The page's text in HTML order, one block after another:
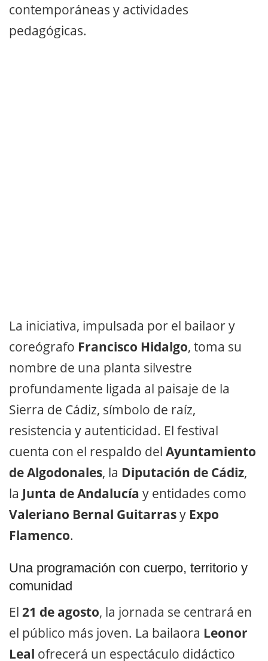
contemporáneas y actividades
pedagógicas.
La iniciativa, impulsada por el bailaor y
coreógrafo Francisco Hidalgo, toma su
nombre de una planta silvestre
profundamente ligada al paisaje de la
Sierra de Cádiz, símbolo de raíz,
resistencia y autenticidad. El festival
cuenta con el respaldo del Ayuntamiento
de Algodonales, la Diputación de Cádiz,
la Junta de Andalucía y entidades como
Valeriano Bernal Guitarrasy Expo
Flamenco.
Una programación con cuerpo, territorio y
comunidad
El 21 de agosto, la jornada se centrará en
el público más joven. La bailaora Leonor
Leal ofrecerá un espectáculo didáctico